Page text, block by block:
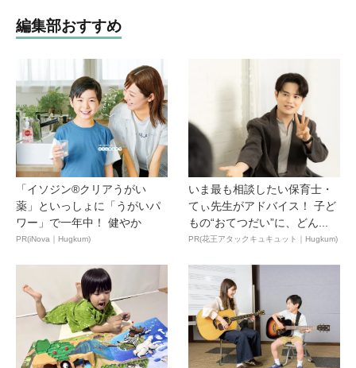
編集部おすすめ
「イソジン®クリアうがい
薬」といっしょに「うがいパ
ワー」で一年中！ 健やか
PR(iNova｜Hugkum)
いま最も相談したい保育士・
てぃ先生がアドバイス！ 子ど
もの“おてつだい”に、どん...
PR(花王アタックキュキュット｜Hugkum)